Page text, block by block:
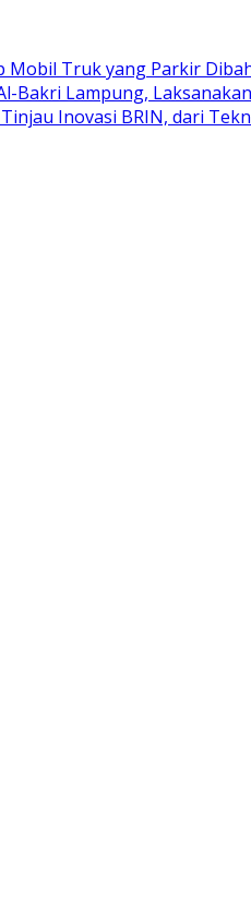
Truk yang Parkir
Bakri Lampung,
Inovasi BRIN, dari